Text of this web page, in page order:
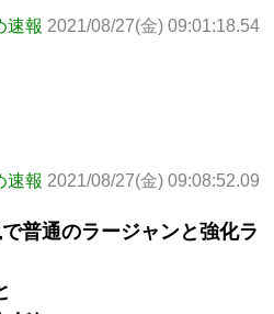
速報 2021/08/27(金) 09:01:18.54
速報 2021/08/27(金) 09:08:52.09
普通のラージャンと強化ラ